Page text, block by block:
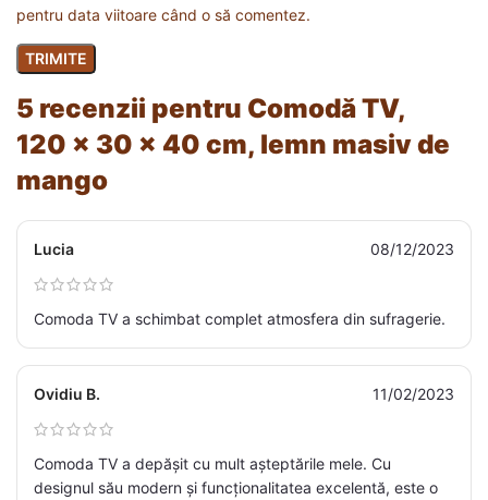
5 recenzii pentru Comodă TV,
120 x 30 x 40 cm, lemn masiv de
mango
Lucia 08/12/2023
Comoda TV a schimbat complet atmosfera din sufragerie.
Ovidiu B. 11/02/2023
Comoda TV a depășit cu mult așteptările mele. Cu
designul său modern și funcționalitatea excelentă, este o
pentru data viitoare când o să comentez.